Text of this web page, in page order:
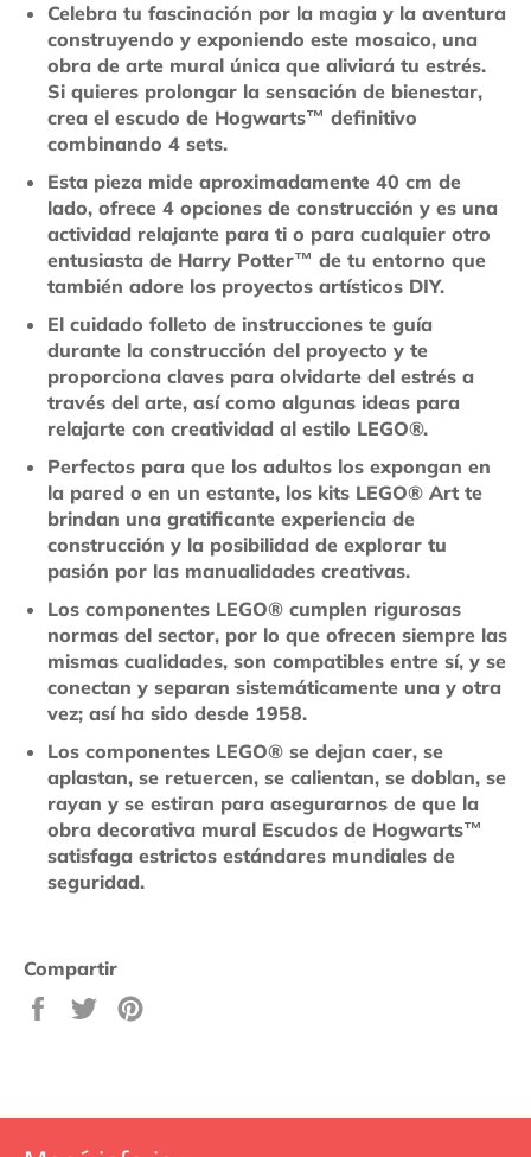
Celebra tu fascinación por la magia y la aventura
construyendo y exponiendo este mosaico, una
obra de arte mural única que aliviará tu estrés.
Si quieres prolongar la sensación de bienestar,
crea el escudo de Hogwarts™ definitivo
combinando 4 sets.
Esta pieza mide aproximadamente 40 cm de
lado, ofrece 4 opciones de construcción y es una
actividad relajante para ti o para cualquier otro
entusiasta de Harry Potter™ de tu entorno que
también adore los proyectos artísticos DIY.
El cuidado folleto de instrucciones te guía
durante la construcción del proyecto y te
proporciona claves para olvidarte del estrés a
través del arte, así como algunas ideas para
relajarte con creatividad al estilo LEGO®.
Perfectos para que los adultos los expongan en
la pared o en un estante, los kits LEGO® Art te
brindan una gratificante experiencia de
construcción y la posibilidad de explorar tu
pasión por las manualidades creativas.
Los componentes LEGO® cumplen rigurosas
normas del sector, por lo que ofrecen siempre las
mismas cualidades, son compatibles entre sí, y se
conectan y separan sistemáticamente una y otra
vez; así ha sido desde 1958.
Los componentes LEGO® se dejan caer, se
aplastan, se retuercen, se calientan, se doblan, se
rayan y se estiran para asegurarnos de que la
obra decorativa mural Escudos de Hogwarts™
satisfaga estrictos estándares mundiales de
seguridad.
Compartir
Compartir
Tuitear